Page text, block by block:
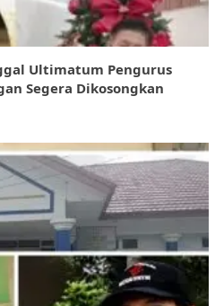
Ultimatum Pengurus
Segera Dikosongkan